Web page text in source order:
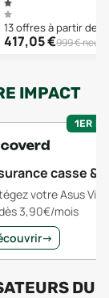
13offresà partir de :
417,05€999€ neuf
IMPACT
1ER
casse &
votre Asus
3,90€/mois
→
DU